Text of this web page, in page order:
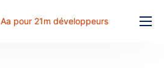
Aa pour 21m développeurs